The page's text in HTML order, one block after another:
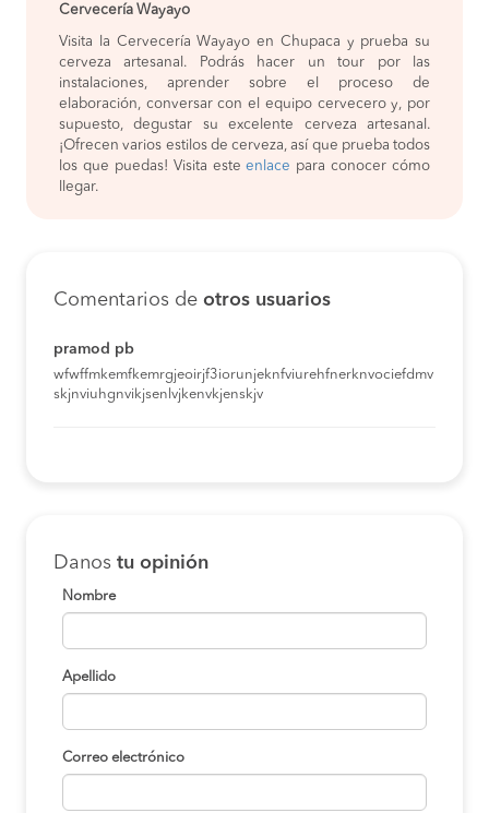
Cervecería Wayayo
Visita la Cervecería Wayayo en Chupaca y prueba su
cerveza artesanal. Podrás hacer un tour por las
instalaciones, aprender sobre el proceso de
elaboración, conversar con el equipo cervecero y, por
supuesto, degustar su excelente cerveza artesanal.
¡Ofrecen varios estilos de cerveza, así que prueba todos
los que puedas! Visita esteenlace para conocer cómo
llegar.
Comentarios de otros usuarios
pramod pb
wfwffmkemfkemrgjeoirjf3iorunjeknfviurehfnerknvociefdmv
skjnviuhgnvikjsenlvjkenvkjenskjv
Danos tu opinión
Nombre
Apellido
Correo electrónico